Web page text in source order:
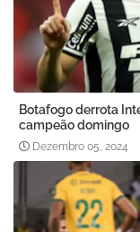
Botafogo derrota
campeão domingo
Dezembro 05, 2024